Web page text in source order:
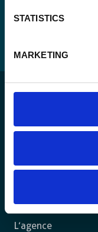
STATISTICS
MARKETING
dans un État de
L’agence